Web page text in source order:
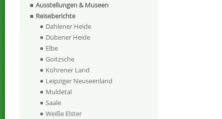
Ausstellungen & Museen
Reiseberichte
Dahlener Heide
Dübener Heide
Elbe
Goitzsche
Kohrener Land
Leipziger Neuseenland
Muldetal
Saale
Weiße Elster